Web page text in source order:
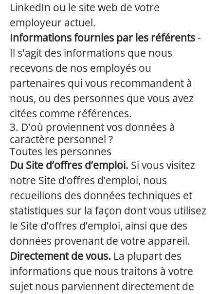
LinkedIn ou le site web de votre
employeur actuel.
Informations fournies par les référents-
Il s'agit des informations que nous
recevons de nos employés ou
partenaires qui vous recommandent à
nous, ou des personnes que vous avez
citées comme références.
3. D'où proviennent vos données à
caractère personnel ?
Toutes les personnes
Du Site d’offres d’emploi. Si vous visitez
notre Site d’offres d’emploi, nous
recueillons des données techniques et
statistiques sur la façon dont vous utilisez
le Site d’offres d’emploi, ainsi que des
données provenant de votre appareil.
Directement de vous. La plupart des
informations que nous traitons à votre
sujet nous parviennent directement de